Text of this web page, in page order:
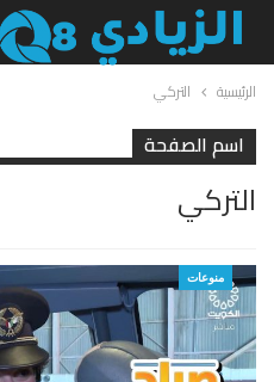
الرئيسية التركي
اسم الصفحة
التركي
منوعات